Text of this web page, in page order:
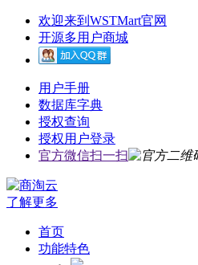
欢迎来到WSTMart官网
开源多用户商城
用户手册
数据库字典
授权查询
授权用户登录
官方微信扫一扫
了解更多
首页
功能特色